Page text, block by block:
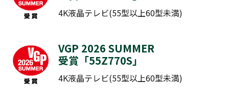
4K液晶テレビ(55型以上60型未満)
VGP 2026 SUMMER
受賞「55Z770S​​​​​​」
4K液晶テレビ(55型以上60型未満)